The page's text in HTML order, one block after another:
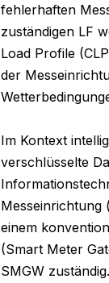
fehlerhaften
zuständigen LF
Load Profile
der
Im Kontext
verschlüsselte
Messeinrichtung
einem
(Smart Meter
SMGW